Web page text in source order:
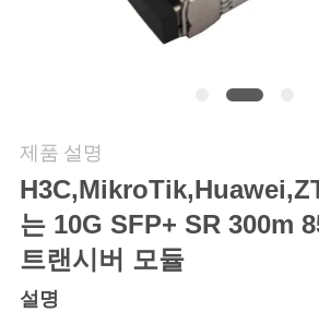
뉴
스
인
제품 설명
는 10G SFP+ SR 300m
트랜시버 모듈
설명